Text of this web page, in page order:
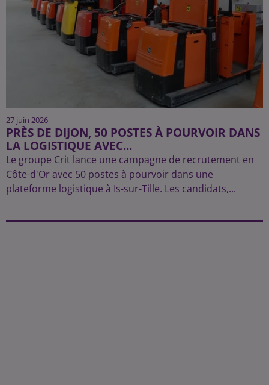
27 juin 2026
PRÈS DE DIJON, 50 POSTES À POURVOIR DANS
LA LOGISTIQUE AVEC...
Le groupe Crit lance une campagne de recrutement en
Côte-d'Or avec 50 postes à pourvoir dans une
plateforme logistique à Is-sur-Tille. Les candidats,...